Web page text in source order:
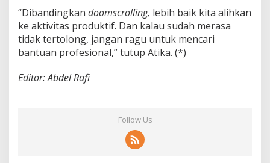
“Dibandingkan doomscrolling, lebih baik kita alihkan
ke aktivitas produktif. Dan kalau sudah merasa
tidak tertolong, jangan ragu untuk mencari
bantuan profesional,” tutup Atika. (*)
Editor: Abdel Rafi
Follow Us